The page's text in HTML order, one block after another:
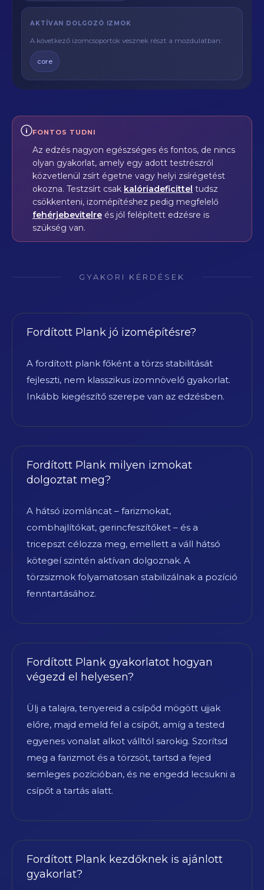
AKTÍVAN DOLGOZÓ IZMOK
A következő izomcsoportok vesznek részt a mozdulatban:
core
FONTOS TUDNI
Az edzés nagyon egészséges és fontos, de nincs
olyan gyakorlat, amely egy adott testrészről
közvetlenül zsírt égetne vagy helyi zsírégetést
okozna. Testzsírt csak kalóriadeficittel tudsz
csökkenteni, izomépítéshez pedig megfelelő
fehérjebevitelre és jól felépített edzésre is
szükség van.
GYAKORI KÉRDÉSEK
Fordított Plank jó izomépítésre?
A fordított plank főként a törzs stabilitását
fejleszti, nem klasszikus izomnövelő gyakorlat.
Inkább kiegészítő szerepe van az edzésben.
Fordított Plank milyen izmokat
dolgoztat meg?
A hátsó izomláncat – farizmokat,
combhajlítókat, gerincfeszítőket – és a
tricepszt célozza meg, emellett a váll hátsó
kötegeí szintén aktívan dolgoznak. A
törzsizmok folyamatosan stabilizálnak a pozíció
fenntartásához.
Fordított Plank gyakorlatot hogyan
végezd el helyesen?
Ülj a talajra, tenyereid a csípőd mögött ujjak
előre, majd emeld fel a csípőt, amíg a tested
egyenes vonalat alkot válltól sarokig. Szorítsd
meg a farizmot és a törzsöt, tartsd a fejed
semleges pozícióban, és ne engedd lecsukni a
csípőt a tartás alatt.
Fordított Plank kezdőknek is ajánlott
gyakorlat?